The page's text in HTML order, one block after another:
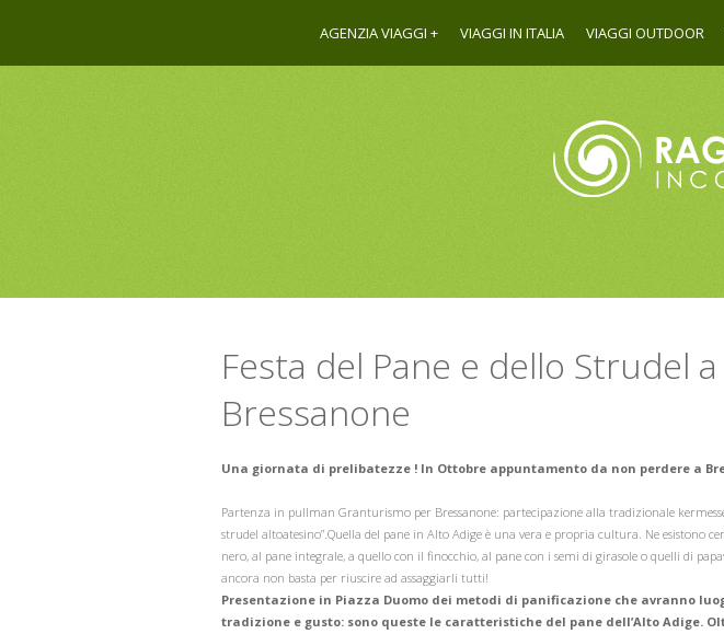
AGENZIA VIAGGI VIAGGI IN ITALIA VIAGGI OUTDOOR
Festa del Pane e dello Strudel a
Bressanone
Una giornata di prelibatezze ! In Ottobre appuntamento da non perdere a
Partenza in pullman Granturismo per Bressanone: partecipazione alla tradizionale
strudel altoatesino”.Quella del pane in Alto Adige è una vera e propria cultura. Ne esistono
nero, al pane integrale, a quello con il finocchio, al pane con i semi di girasole o quelli di
ancora non basta per riuscire ad assaggiarli tutti!
Presentazione in Piazza Duomo dei metodi di panificazione che avranno
tradizione e gusto: sono queste le caratteristiche del pane dell’Alto Adige.